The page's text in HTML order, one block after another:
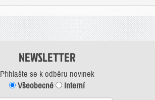
NEWSLETTER
Přihlašte se k odběru novinek
Všeobecné
Interní